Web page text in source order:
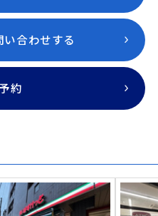
合わせする
約